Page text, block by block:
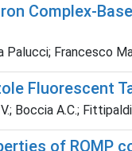
Complex-
Francesco
Fluorescent
Boccia A.C.;
of ROMP